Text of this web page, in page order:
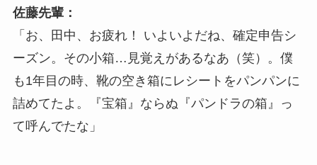
佐藤先輩：
「お、田中、お疲れ！ いよいよだね、確定申告シ
ーズン。その小箱…見覚えがあるなあ（笑）。僕
も1年目の時、靴の空き箱にレシートをパンパンに
詰めてたよ。『宝箱』ならぬ『パンドラの箱』っ
て呼んでたな」